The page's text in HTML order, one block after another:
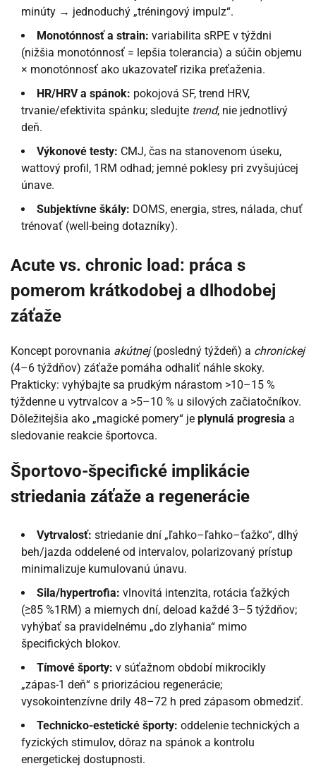
minúty → jednoduchý „tréningový impulz“.
Monotónnosť a strain: variabilita sRPE v týždni
(nižšia monotónnosť = lepšia tolerancia) a súčin objemu
× monotónnosť ako ukazovateľ rizika preťaženia.
HR/HRV a spánok: pokojová SF, trend HRV,
trvanie/efektivita spánku; sledujte trend, nie jednotlivý
deň.
Výkonové testy: CMJ, čas na stanovenom úseku,
wattový profil, 1RM odhad; jemné poklesy pri zvyšujúcej
únave.
Subjektívne škály: DOMS, energia, stres, nálada, chuť
trénovať (well-being dotazníky).
Acute vs. chronic load: práca s
pomerom krátkodobej a dlhodobej
záťaže
Koncept porovnania akútnej(posledný týždeň) a chronickej
(4–6 týždňov) záťaže pomáha odhaliť náhle skoky.
Prakticky: vyhýbajte sa prudkým nárastom >10–15 %
týždenne u vytrvalcov a >5–10 % u silových začiatočníkov.
Dôležitejšia ako „magické pomery“ je plynulá progresia a
sledovanie reakcie športovca.
Športovo-špecifické implikácie
striedania záťaže a regenerácie
Vytrvalosť: striedanie dní „ľahko–ľahko–ťažko“, dlhý
beh/jazda oddelené od intervalov, polarizovaný prístup
minimalizuje kumulovanú únavu.
Sila/hypertrofia: vlnovitá intenzita, rotácia ťažkých
(≥85 %1RM) a miernych dní, deload každé 3–5 týždňov;
vyhýbať sa pravidelnému „do zlyhania“ mimo
špecifických blokov.
Tímové športy: v súťažnom období mikrocikly
„zápas-1 deň“ s priorizáciou regenerácie;
vysokointenzívne drily 48–72 h pred zápasom obmedziť.
Technicko-estetické športy: oddelenie technických a
fyzických stimulov, dôraz na spánok a kontrolu
energetickej dostupnosti.